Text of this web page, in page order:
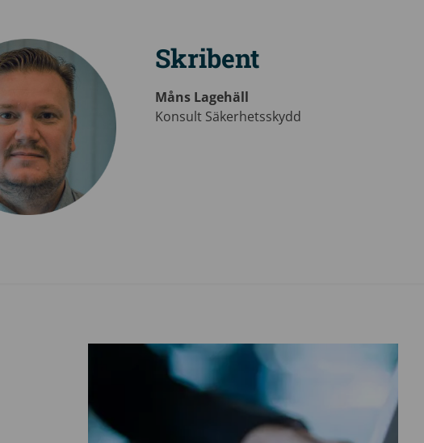
Skribent
Måns Lagehäll
Konsult Säkerhetsskydd